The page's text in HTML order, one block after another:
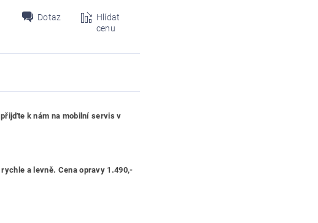
Dotaz
Hlídat
cenu
k nám na mobilní servis v
a levně. Cena opravy 1.490,-